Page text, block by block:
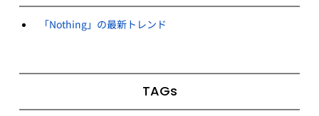
「Nothing」の最新トレンド
TAGs